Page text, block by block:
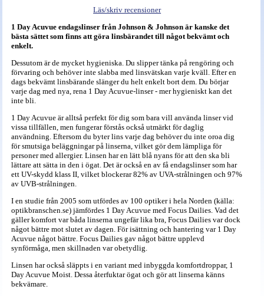
Läs/skriv recensioner
1 Day Acuvue endagslinser från Johnson & Johnson är kanske det
bästa sättet som finns att göra linsbärandet till något bekvämt och
enkelt.
Dessutom är de mycket hygieniska. Du slipper tänka på rengöring och
förvaring och behöver inte slabba med linsvätskan varje kväll. Efter en
dags bekvämt linsbärande slänger du helt enkelt bort dem. Du börjar
varje dag med nya, rena 1 Day Acuvue-linser - mer hygieniskt kan det
inte bli.
1 Day Acuvue är alltså perfekt för dig som bara vill använda linser vid
vissa tillfällen, men fungerar förstås också utmärkt för daglig
användning. Eftersom du byter lins varje dag behöver du inte oroa dig
för smutsiga beläggningar på linserna, vilket gör dem lämpliga för
personer med allergier. Linsen har en lätt blå nyans för att den ska bli
lättare att sätta in den i ögat. Det är också en av få endagslinser som har
ett UV-skydd klass II, vilket blockerar 82% av UVA-strålningen och 97%
av UVB-strålningen.
I en studie från 2005 som utfördes av 100 optiker i hela Norden (källa:
optikbranschen.se) jämfördes 1 Day Acuvue med Focus Dailies. Vad det
gäller komfort var båda linserna ungefär lika bra, Focus Dailies var dock
något bättre mot slutet av dagen. För isättning och hantering var 1 Day
Acuvue något bättre. Focus Dailies gav något bättre upplevd
synförmåga, men skillnaden var obetydlig.
Linsen har också släppts i en variant med inbyggda komfortdroppar, 1
Day Acuvue Moist. Dessa återfuktar ögat och gör att linserna känns
bekvämare.